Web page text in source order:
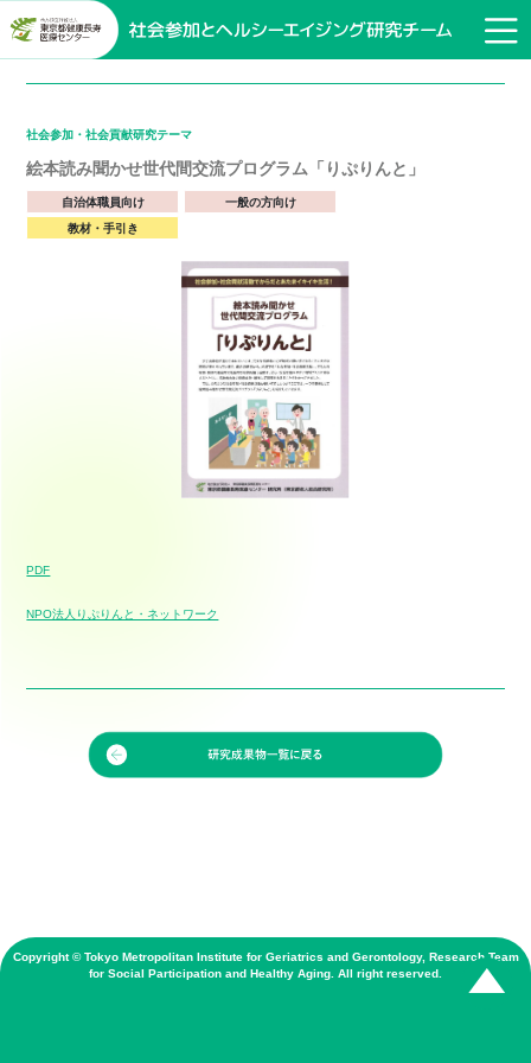
社会参加・社会貢献研究テーマ
絵本読み聞かせ世代間交流プログラム「りぷりんと」
自治体職員向け
一般の方向け
教材・手引き
PDF
NPO法人りぷりんと・ネットワーク
Copyright © Tokyo Metropolitan Institute for Geriatrics and Gerontology, Research Team
for Social Participation and Healthy Aging. All right reserved.